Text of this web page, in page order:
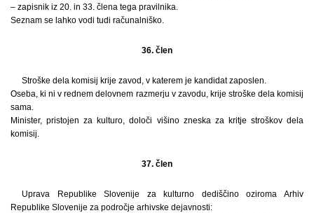
– zapisnik iz 20. in 33. člena tega pravilnika.
Seznam se lahko vodi tudi računalniško.
36. člen
Stroške dela komisij krije zavod, v katerem je kandidat zaposlen.
Oseba, ki ni v rednem delovnem razmerju v zavodu, krije stroške dela komisij
sama.
Minister, pristojen za kulturo, določi višino zneska za kritje stroškov dela
komisij.
37. člen
Uprava Republike Slovenije za kulturno dediščino oziroma Arhiv
Republike Slovenije za področje arhivske dejavnosti: